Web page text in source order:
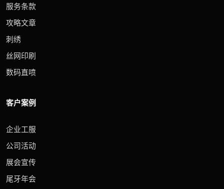
服务条款
攻略文章
刺绣
丝网印刷
数码直喷
客户案例
企业工服
公司活动
展会宣传
尾牙年会